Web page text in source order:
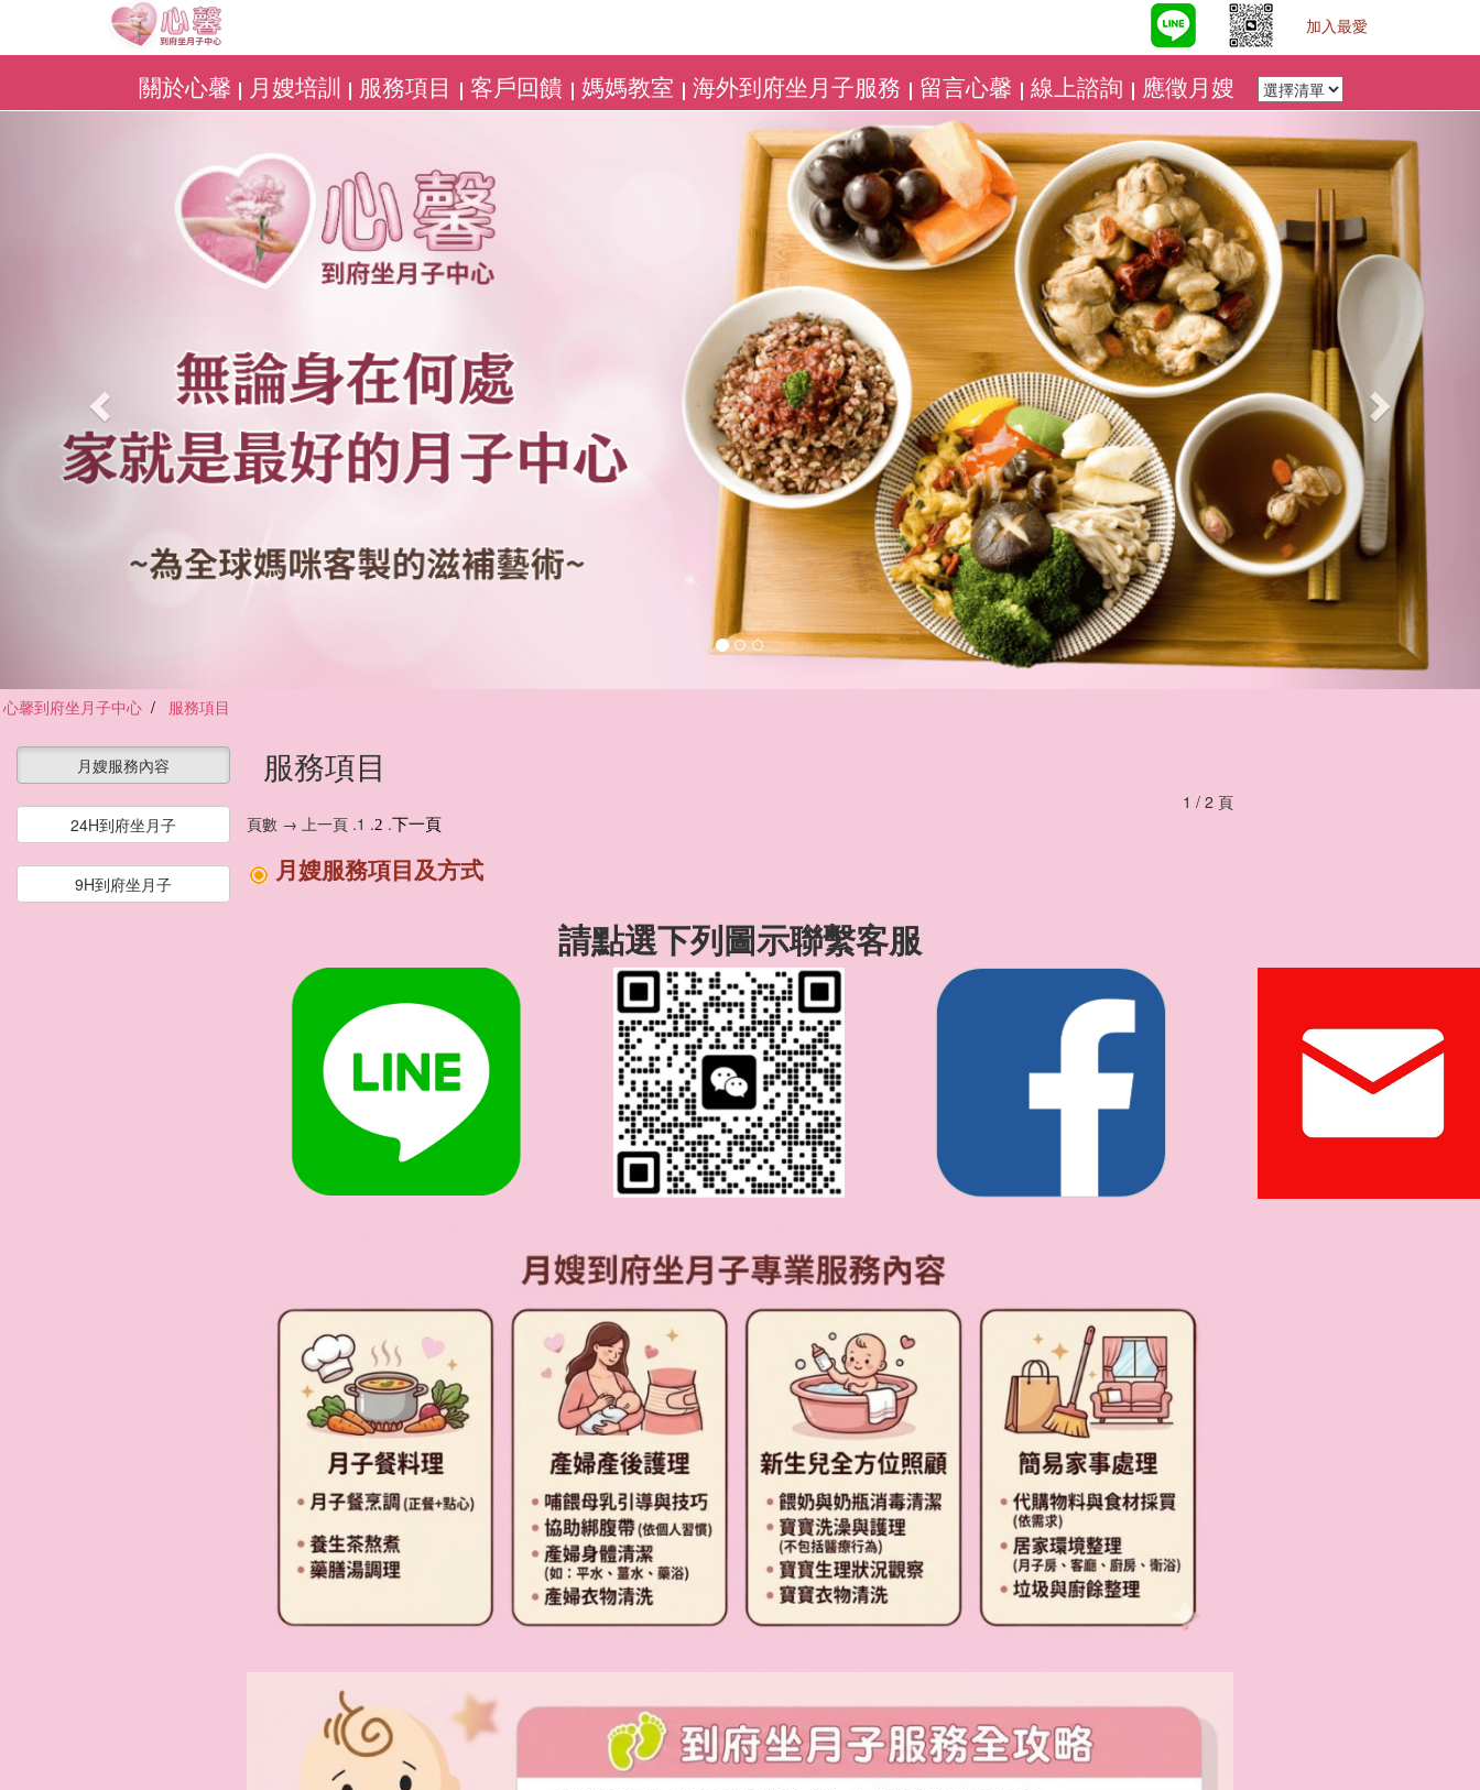
加入最愛
關於心馨 月嫂培訓 服務項目 客戶回饋 媽媽教室 海外到府坐月子服務 留言心馨 線上諮詢 應徵月嫂
心馨到府坐月子中心 服務項目
月嫂服務內容
24H到府坐月子
9H到府坐月子
服務項目
1 / 2 頁
頁數 → 上一頁 .1 .2 .下一頁
月嫂服務項目及方式
請點選下列圖示聯繫客服